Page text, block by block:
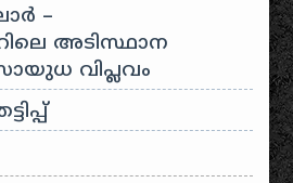
–
അടിസ്ഥാന
വിപ്ലവം